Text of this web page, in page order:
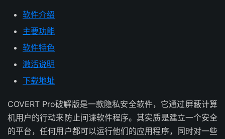
软件介绍
主要功能
软件特色
激活说明
下载地址
COVERT Pro破解版是一款隐私安全软件，它通过屏蔽计算
机用户的行动来防止间谍软件程序。其实质是建立一个安全
的平台，任何用户都可以运行他们的应用程序，同时对一些